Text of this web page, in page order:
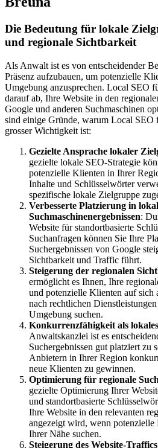
Die Bedeutung für lokale
und regionale Sichtbarkeit
Als Anwalt ist es von entscheidender
Präsenz aufzubauen, um potenzielle
Umgebung anzusprechen. Local SEO
darauf ab, Ihre Website in den
Google und anderen Suchmaschinen
sind einige Gründe, warum Local SEO
grosser Wichtigkeit ist:
Gezielte Ansprache lokaler
gezielte lokale SEO-Strategie
potenzielle Klienten in Ihrer
Inhalte und Schlüsselwörter
spezifische lokale Zielgruppe
Verbesserte Platzierung in
Suchmaschinenergebnissen:
Website für standortbasierte
Suchanfragen können Sie Ihre
Suchergebnissen von Google
Sichtbarkeit und Traffic führt.
Steigerung der regionalen
ermöglicht es Ihnen, Ihre
und potenzielle Klienten auf sich
nach rechtlichen
Umgebung suchen.
Konkurrenzfähigkeit als
Anwaltskanzlei ist es
Suchergebnissen gut platziert zu
Anbietern in Ihrer Region
neue Klienten zu gewinnen.
Optimierung für regionale
gezielte Optimierung Ihrer
und standortbasierte
Ihre Website in den relevanten
angezeigt wird, wenn
Ihrer Nähe suchen.
Steigerung des Website-Traffics